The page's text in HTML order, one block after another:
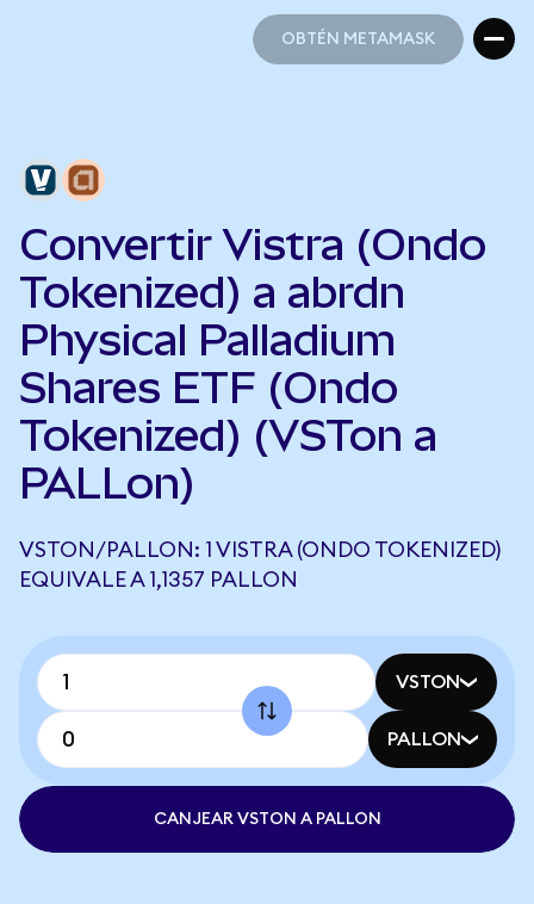
OBTÉN METAMASK
Convertir Vistra (Ondo
Tokenized) a abrdn
Physical Palladium
Shares ETF (Ondo
Tokenized) (VSTon a
PALLon)
VSTON/PALLON: 1 VISTRA (ONDO TOKENIZED)
EQUIVALE A 1,1357 PALLON
VSTON
PALLON
CANJEAR VSTON A PALLON